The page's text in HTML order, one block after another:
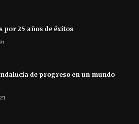
por 25 años de éxitos
de progreso en un mundo